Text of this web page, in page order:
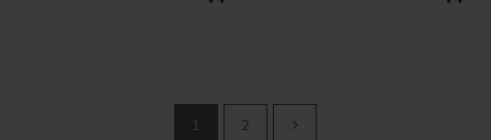
1 2